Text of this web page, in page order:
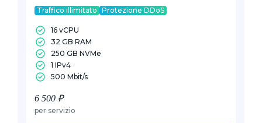
Traffico illimitato Protezione DDoS
16 vCPU
32 GB RAM
250 GB NVMe
1 IPv4
500 Mbit/s
6 500 ₽
per servizio